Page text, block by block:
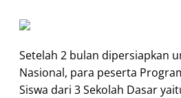
Setelah 2 bulan dipersiapkan
Nasional, para peserta
Siswa dari 3 Sekolah Dasar